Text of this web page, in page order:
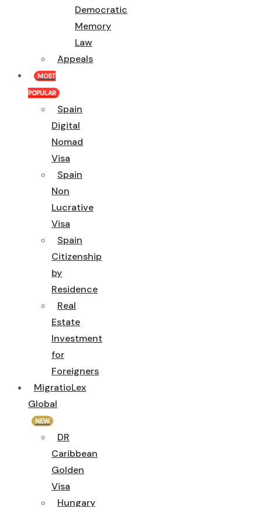
Democratic
Memory
Law
Appeals
MOST
POPULAR
Spain
Digital
Nomad
Visa
Spain
Non
Lucrative
Visa
Spain
Citizenship
by
Residence
Real
Estate
Investment
for
Foreigners
MigratioLex
Global
NEW
DR
Caribbean
Golden
Visa
Hungary